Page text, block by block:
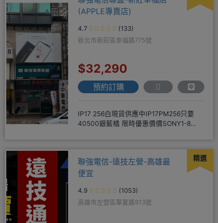
(APPLE專賣店)
4.7
(133)
新北市新莊區幸福路775號
$32,290
預約訂購
IP17 256白現貨供應中IP17PM256只要
40500銀藍橘 限時優惠價價SONY1-8
精選
聯強電信-遠技左營-高雄最
便宜
4.9
(1053)
高雄市左營區華夏路913號